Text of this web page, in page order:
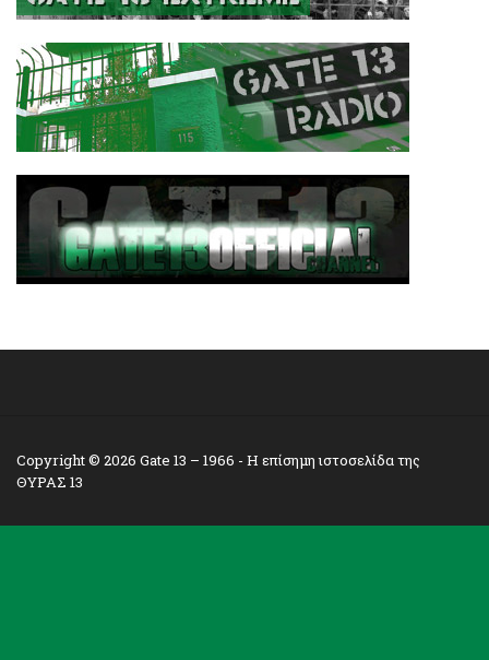
Copyright © 2026 Gate 13 – 1966 - Η επίσημη ιστοσελίδα της
ΘΥΡΑΣ 13